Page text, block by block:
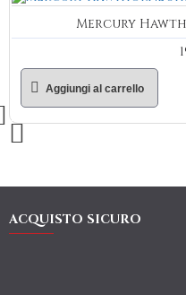
Mercury
Aggiungi al carrello
ACQUISTO SICURO